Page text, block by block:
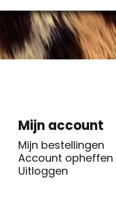
Mijn account
Mijn bestellingen
Account opheffen
Uitloggen